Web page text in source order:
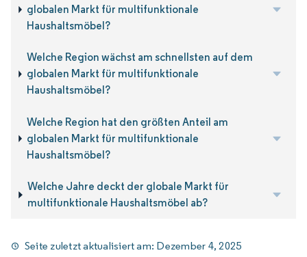
globalen Markt für multifunktionale
Haushaltsmöbel?
Welche Region wächst am schnellsten auf dem
globalen Markt für multifunktionale
Haushaltsmöbel?
Welche Region hat den größten Anteil am
globalen Markt für multifunktionale
Haushaltsmöbel?
Welche Jahre deckt der globale Markt für
multifunktionale Haushaltsmöbel ab?
Seite zuletzt aktualisiert am: Dezember 4, 2025